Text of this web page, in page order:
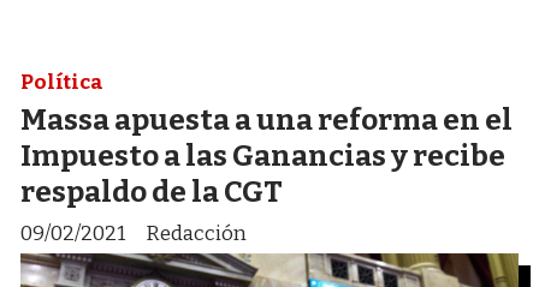
Massa apuesta a una reforma en el
Impuesto a las Ganancias y recibe
respaldo de la CGT
Redacción
Política
09/02/2021